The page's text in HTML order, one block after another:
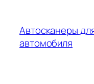
содержимому
Автосканеры
автомобиля